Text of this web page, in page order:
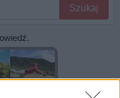
Szukaj